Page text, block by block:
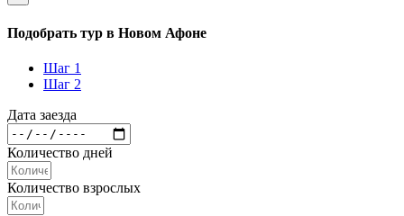
Подобрать тур в Новом Афоне
Шаг 1
Шаг 2
Дата заезда
Количество дней
Количество взрослых